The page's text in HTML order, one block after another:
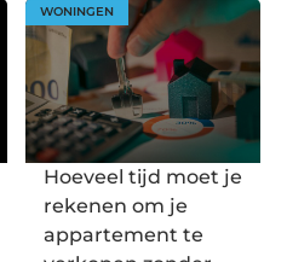
WONINGEN
Hoeveel tijd moet je
rekenen om je
appartement te